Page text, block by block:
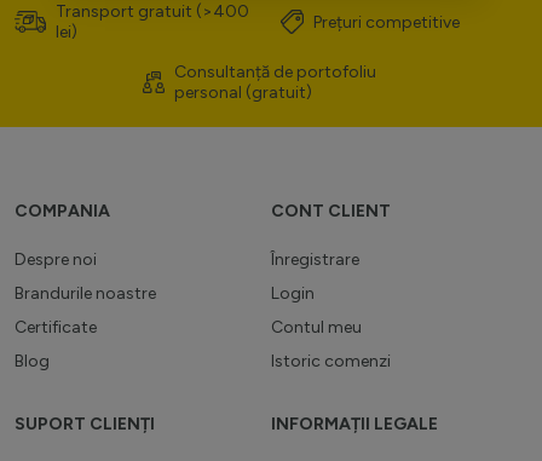
Transport gratuit (>400
lei)
Prețuri competitive
Consultanță de portofoliu
personal (gratuit)
COMPANIA
Despre noi
Brandurile noastre
Certificate
Blog
CONT CLIENT
Înregistrare
Login
Contul meu
Istoric comenzi
SUPORT CLIENȚI INFORMAȚII LEGALE